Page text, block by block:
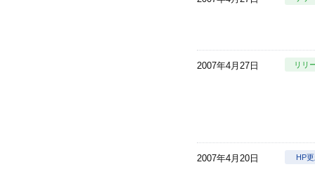
2007年4月27日 リリ
2007年4月20日 HP